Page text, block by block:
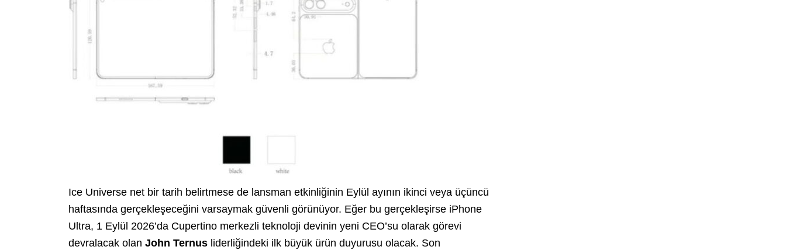
Ice Universe net bir tarih belirtmese de lansman etkinliğinin Eylül ayının ikinci veya üçüncü
haftasında gerçekleşeceğini varsaymak güvenli görünüyor. Eğer bu gerçekleşirse iPhone
Ultra, 1 Eylül 2026’da Cupertino merkezli teknoloji devinin yeni CEO’su olarak görevi
devralacak olan John Ternus liderliğindeki ilk büyük ürün duyurusu olacak. Son